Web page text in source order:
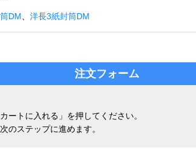
DM、 洋長3紙封筒DM
注文フォーム
ートに入れる」を押してください。
のステップに進めます。